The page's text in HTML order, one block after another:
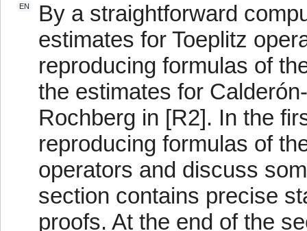
EN
By a straightforward
estimates for Toeplitz
reproducing formulas of
the estimates for
Rochberg in [R2]. In the
reproducing formulas of
operators and discuss
section contains precise
proofs. At the end of the